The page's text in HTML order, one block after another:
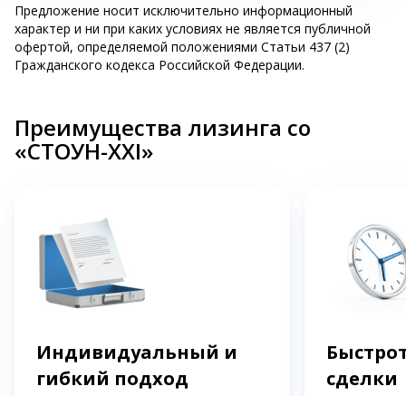
Предложение носит исключительно информационный
характер и ни при каких условиях не является публичной
офертой, определяемой положениями Статьи 437 (2)
Гражданского кодекса Российской Федерации.
Преимущества лизинга со
«СТОУН-XXI»
Индивидуальный и
гибкий подход
сделки